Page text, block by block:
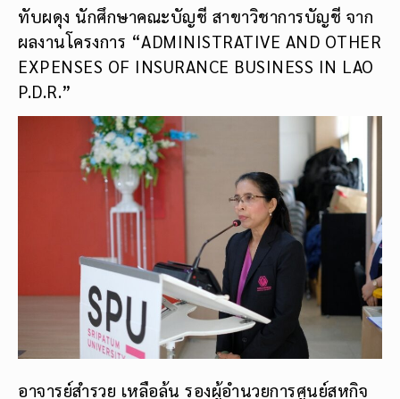
ทับผดุง นักศึกษาคณะบัญชี สาขาวิชาการบัญชี จาก
ผลงานโครงการ “ADMINISTRATIVE AND OTHER
EXPENSES OF INSURANCE BUSINESS IN LAO
P.D.R.”
อาจารย์สำรวย เหลือล้น รองผู้อำนวยการศูนย์สหกิจ